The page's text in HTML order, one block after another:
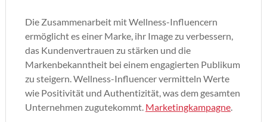
Die Zusammenarbeit mit Wellness-Influencern
ermöglicht es einer Marke, ihr Image zu verbessern,
das Kundenvertrauen zu stärken und die
Markenbekanntheit bei einem engagierten Publikum
zu steigern. Wellness-Influencer vermitteln Werte
wie Positivität und Authentizität, was dem gesamten
Unternehmen zugutekommt. Marketingkampagne